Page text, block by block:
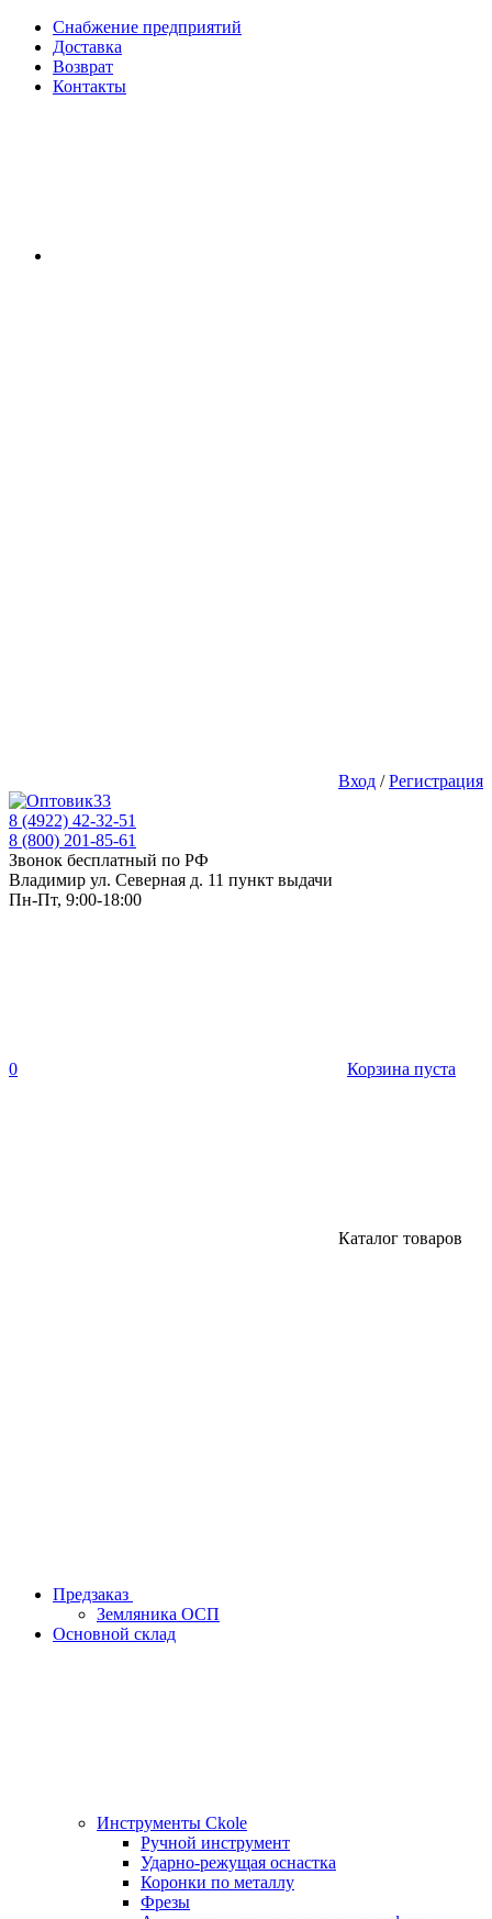
Снабжение предприятий
Доставка
Возврат
Контакты
Вход /Регистрация
8 (4922) 42-32-51
8 (800) 201-85-61
Звонок бесплатный по РФ
Владимир ул. Северная д. 11 пункт выдачи
Пн-Пт, 9:00-18:00
0 Корзина пуста
Каталог товаров
Предзаказ
Земляника ОСП
Основной склад
Инструменты Ckole
Ручной инструмент
Ударно‑режущая оснастка
Коронки по металлу
Фрезы